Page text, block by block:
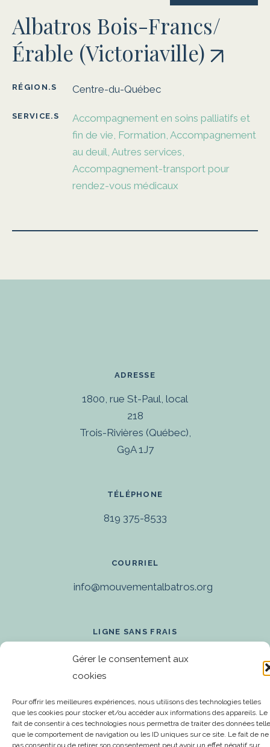
Gérer le consentement aux
cookies
Pour offrir les meilleures expériences, nous utilisons des technologies telles
que les cookies pour stocker et/ou accéder aux informations des appareils. Le
fait de consentir à ces technologies nous permettra de traiter des données
que le comportement de navigation ou les ID uniques sur ce site. Le fait de ne
pas consentir ou de retirer son consentement peut avoir un effet négatif sur
Albatros Bois-Francs/
Érable (Victoriaville)
RÉGION.S Centre-du-Québec
SERVICE.S
Accompagnement en soins palliatifs et
fin de vie, Formation, Accompagnement
au deuil, Autres services,
Accompagnement-transport pour
rendez-vous médicaux
ADRESSE
1800, rue St-Paul, local
218
Trois-Rivières (Québec),
G9A 1J7
TÉLÉPHONE
819 375-8533
COURRIEL
info@mouvementalbatros.org
LIGNE SANS FRAIS
1 866 375-8533